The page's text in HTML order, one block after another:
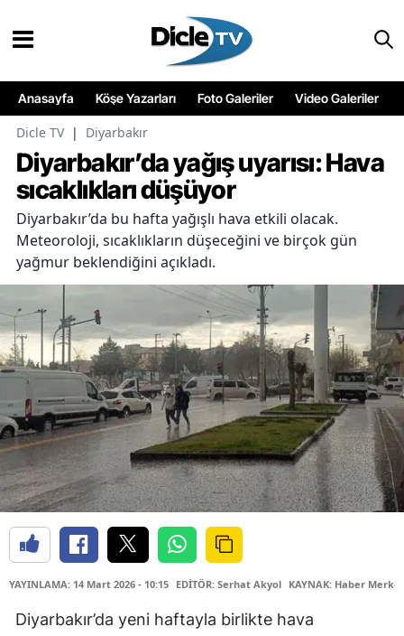
Anasayfa Köşe Yazarları Foto Galeriler Video Galeriler
Dicle TV | Diyarbakır
Diyarbakır’da yağış uyarısı: Hava
sıcaklıkları düşüyor
Diyarbakır’da bu hafta yağışlı hava etkili olacak.
Meteoroloji, sıcaklıkların düşeceğini ve birçok gün
yağmur beklendiğini açıkladı.
YAYINLAMA: 14 Mart 2026 - 10:15 EDİTÖR: Serhat Akyol KAYNAK: Haber
Diyarbakır’da yeni haftayla birlikte hava